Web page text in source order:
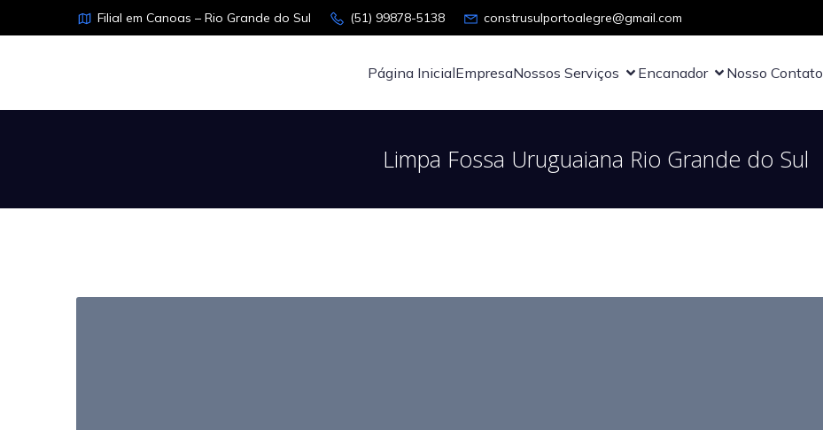
Filial em Canoas – Rio Grande do Sul (51) 99878-5138 construsulportoalegre@gmail.com
Página InicialEmpresaNossos Serviços Encanador Nosso Contato
Limpa Fossa Uruguaiana Rio Grande do Sul